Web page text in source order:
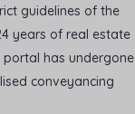
guidelines of the
years of real estate
has undergone
conveyancing